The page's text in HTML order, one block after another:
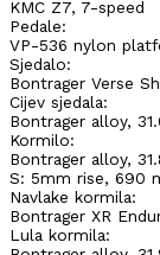
KMC Z7, 7-speed
Pedale:
VP-536 nylon
Sjedalo:
Bontrager Verse
Cijev sjedala:
Bontrager alloy,
Kormilo:
Bontrager alloy,
S: 5mm rise, 690
Navlake kormila:
Bontrager XR
Lula kormila: